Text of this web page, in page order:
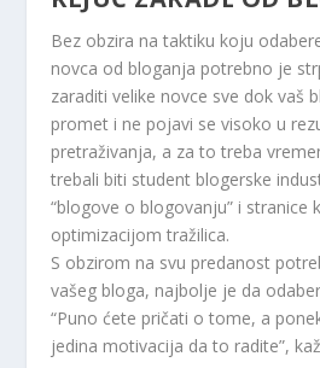
Bez obzira na taktiku koju
novca od bloganja potrebno je
zaraditi velike novce sve dok vaš
promet i ne pojavi se visoko u
pretraživanja, a za to treba
trebali biti student blogerske
“blogove o blogovanju” i stranice
optimizacijom tražilica.
S obzirom na svu predanost
vašeg bloga, najbolje je da
“Puno ćete pričati o tome, a
jedina motivacija da to radite”,